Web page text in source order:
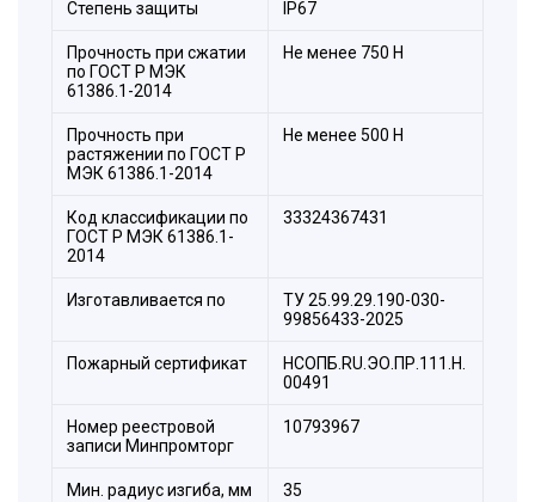
Степень защиты IP67
Прочность при сжатии
по ГОСТ Р МЭК
61386.1-2014
Не менее 750 H
Прочность при
растяжении по ГОСТ Р
МЭК 61386.1-2014
Не менее 500 Н
Код классификации по
ГОСТ Р МЭК 61386.1-
2014
33324367431
Изготавливается по
ТУ 25.99.29.190-030-
99856433-2025
Пожарный сертификат
НСОПБ.RU.ЭО.ПР.111.Н.
00491
Номер реестровой
записи Минпромторг
10793967
Мин. радиус изгиба, мм 35